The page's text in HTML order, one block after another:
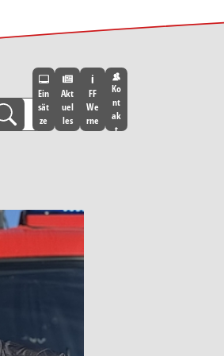
Ein
sät
ze
Akt
uel
les
FF
We
rne
Ko
nt
ak
t